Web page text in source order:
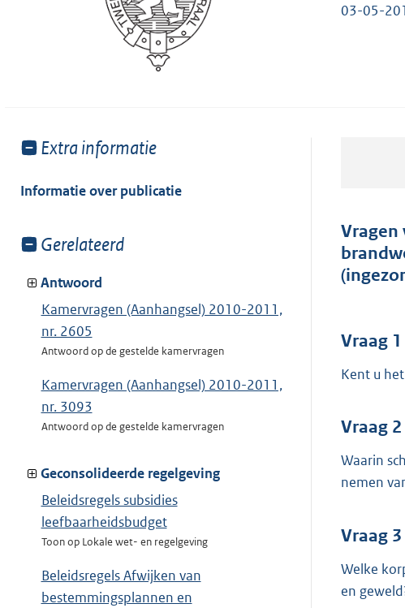
03-05-
Toon
van:
Extra informatie
Informatie over publicatie
Toon
van:
Gerelateerd
Antwoord
Kamervragen (Aanhangsel) 2010-2011,
nr. 2605
Antwoord op de gestelde kamervragen
Kamervragen (Aanhangsel) 2010-2011,
nr. 3093
Antwoord op de gestelde kamervragen
Geconsolideerde regelgeving
Beleidsregels subsidies
leefbaarheidsbudget
Toon op Lokale wet- en regelgeving
Beleidsregels Afwijken van
bestemmingsplannen en
Vragen
Vraag 1
Kent u
Vraag 2
Waarin
nemen
Vraag 3
Welke
en